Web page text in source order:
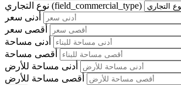
نوع التجاري (field_commercial_type)
أدنى سعر
أقصى سعر
أدنى مساحة
أقصى مساحة
أدنى مساحة للأرض
أقصى مساحة للأرض